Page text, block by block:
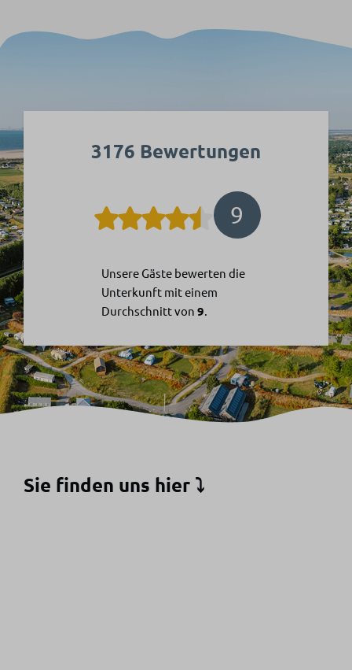
3176 Bewertungen
9
Unsere Gäste bewerten die
Unterkunft mit einem
Durchschnitt von 9.
Sie finden uns hier ⤵